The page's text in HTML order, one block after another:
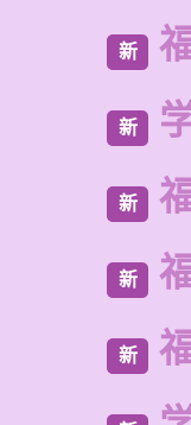
新
新
新
新
新